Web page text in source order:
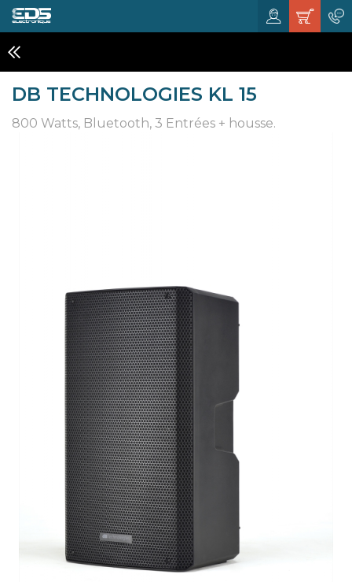
DB TECHNOLOGIES KL 15
800 Watts, Bluetooth, 3 Entrées + housse.